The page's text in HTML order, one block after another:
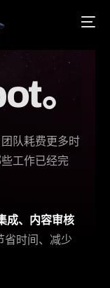
。
队耗费更多时
工作已经完
成、内容审核
省时间、减少